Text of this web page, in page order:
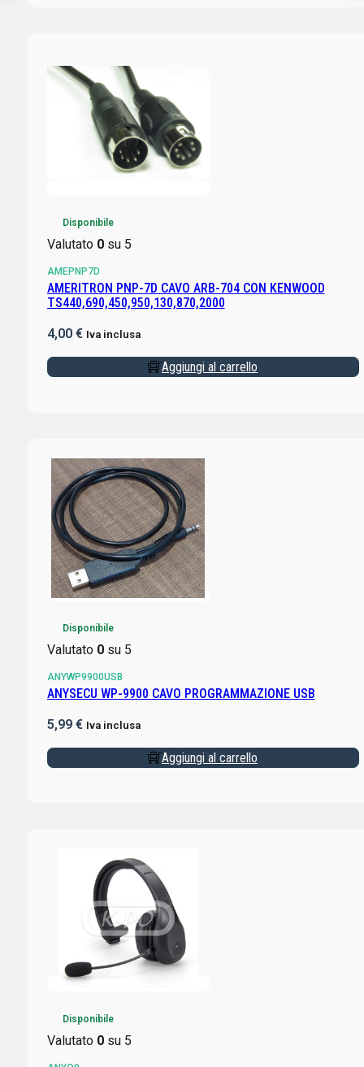
Disponibile
Valutato 0su 5
AMEPNP7D
AMERITRON PNP-7D CAVO ARB-704 CON KENWOOD
TS440,690,450,950,130,870,2000
4,00 € Iva inclusa
Aggiungi al carrello
Disponibile
Valutato 0su 5
ANYWP9900USB
ANYSECU WP-9900 CAVO PROGRAMMAZIONE USB
5,99 € Iva inclusa
Aggiungi al carrello
Disponibile
Valutato 0su 5